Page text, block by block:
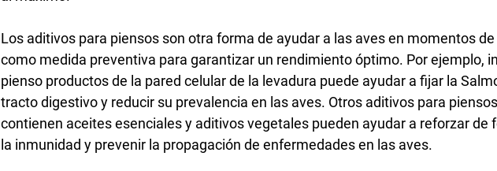
Los aditivos para piensos son otra forma de ayudar a las aves en momentos
como medida preventiva para garantizar un rendimiento óptimo. Por ejemplo,
pienso productos de la pared celular de la levadura puede ayudar a fijar la
tracto digestivo y reducir su prevalencia en las aves. Otros aditivos para
contienen aceites esenciales y aditivos vegetales pueden ayudar a reforzar de
la inmunidad y prevenir la propagación de enfermedades en las aves.